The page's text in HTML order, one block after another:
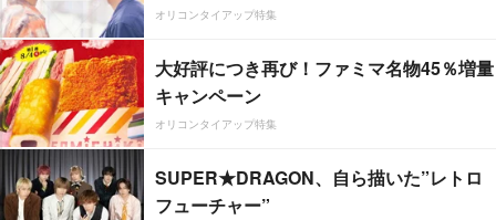
オリコンタイアップ特集
大好評につき再び！ファミマ名物45％増量
キャンペーン
オリコンタイアップ特集
SUPER★DRAGON、自ら描いた”レトロ
フューチャー”